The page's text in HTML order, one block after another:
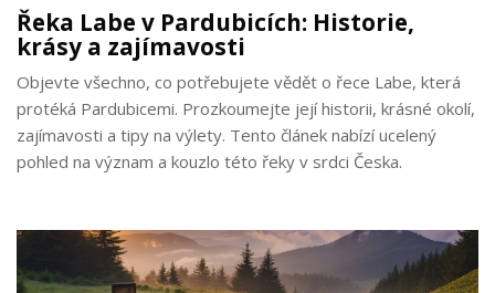
Řeka Labe v Pardubicích: Historie,
krásy a zajímavosti
Objevte všechno, co potřebujete vědět o řece Labe, která
protéká Pardubicemi. Prozkoumejte její historii, krásné okolí,
zajímavosti a tipy na výlety. Tento článek nabízí ucelený
pohled na význam a kouzlo této řeky v srdci Česka.